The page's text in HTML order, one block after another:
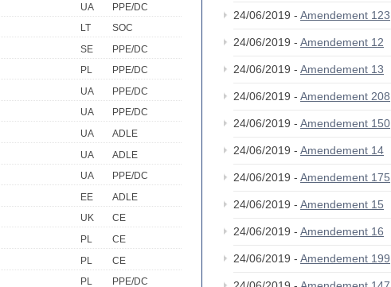
UA
PPE/DC
LT
SOC
SE
PPE/DC
PL
PPE/DC
UA
PPE/DC
UA
PPE/DC
UA
ADLE
UA
ADLE
UA
PPE/DC
EE
ADLE
UK
CE
PL
CE
PL
CE
PL
PPE/DC
24/06/2019 - Amendement 123
24/06/2019 - Amendement 12
24/06/2019 - Amendement 13
24/06/2019 - Amendement 208
24/06/2019 - Amendement 150
24/06/2019 - Amendement 14
24/06/2019 - Amendement 175
24/06/2019 - Amendement 15
24/06/2019 - Amendement 16
24/06/2019 - Amendement 199